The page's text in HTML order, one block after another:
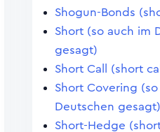
Shogun-Bonds
Short (so auch im
gesagt)
Short Call (short
Short Covering
Deutschen gesagt)
Short-Hedge